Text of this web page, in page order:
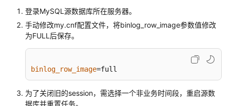
最
全
登录MySQL源数据库所在服务器。
手动修改my.cnf配置文件，将binlog_row_image参数值修改
为FULL后保存。
binlog_row_image=full
为了关闭旧的session，需选择一个非业务时间段，重启源数
据库并重置任务。